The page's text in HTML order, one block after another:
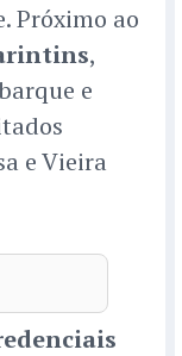
Próximo ao
,
e
e Vieira